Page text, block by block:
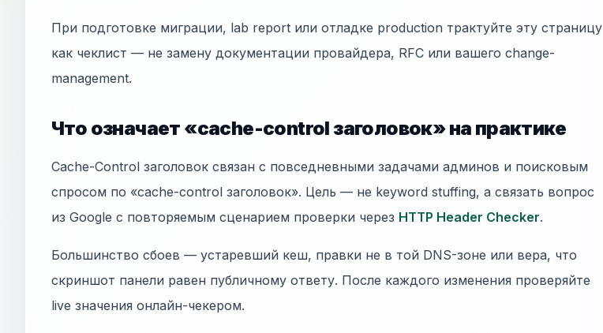
При подготовке миграции, lab report или отладке production трактуйте эту страницу
как чеклист — не замену документации провайдера, RFC или вашего change-
management.
Что означает «cache-control заголовок» на практике
Cache-Control заголовок связан с повседневными задачами админов и поисковым
спросом по «cache-control заголовок». Цель — не keyword stuffing, а связать вопрос
из Google с повторяемым сценарием проверки через HTTP Header Checker.
Большинство сбоев — устаревший кеш, правки не в той DNS-зоне или вера, что
скриншот панели равен публичному ответу. После каждого изменения проверяйте
live значения онлайн-чекером.